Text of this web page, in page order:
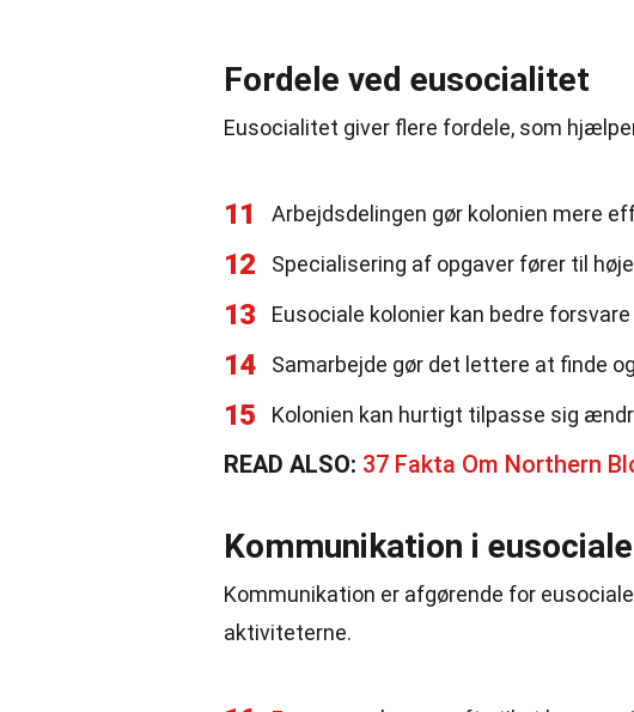
Fordele ved eusocialitet
Eusocialitet giver flere fordele, som
11 Arbejdsdelingen gør kolonien mere
12 Specialisering af opgaver fører til
13 Eusociale kolonier kan bedre
14 Samarbejde gør det lettere at finde
15 Kolonien kan hurtigt tilpasse sig
READ ALSO: 37 Fakta Om Northern
Kommunikation i
Kommunikation er afgørende for
aktiviteterne.